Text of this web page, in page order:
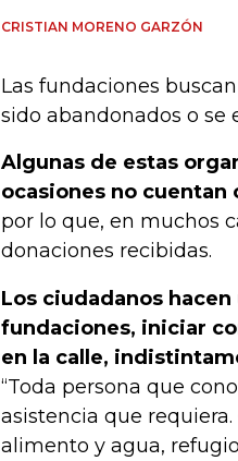
CRISTIAN MORENO GARZÓN
Las fundaciones
sido abandonados o
Algunas de estas
ocasiones no cuentan
por lo que, en muchos
donaciones recibidas.
Los ciudadanos
fundaciones, iniciar
en la calle,
“Toda persona que
asistencia que
alimento y agua,